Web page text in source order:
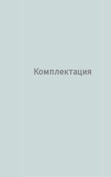
Комплектация